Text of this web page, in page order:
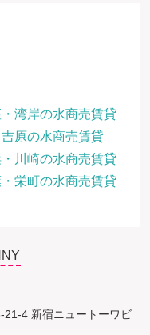
湾岸の水商売賃貸
吉原の水商売賃貸
川崎の水商売賃貸
栄町の水商売賃貸
21-4 新宿ニュートーワビ